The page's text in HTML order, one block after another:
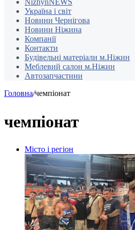
NizhynNEWS
Україна і світ
Новини Чернігова
Новини Ніжина
Компанії
Контакти
Будівельні матеріали м.Ніжин
Меблевий салон м.Ніжин
Автозапчастини
Головна/чемпіонат
чемпіонат
Місто і регіон